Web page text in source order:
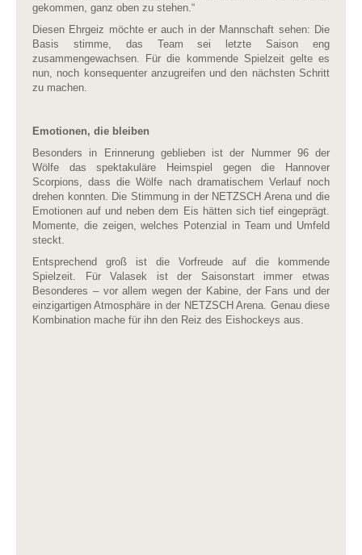
gekommen, ganz oben zu stehen.“
Diesen Ehrgeiz möchte er auch in der Mannschaft sehen: Die
Basis stimme, das Team sei letzte Saison eng
zusammengewachsen. Für die kommende Spielzeit gelte es
nun, noch konsequenter anzugreifen und den nächsten Schritt
zu machen.
Emotionen, die bleiben
Besonders in Erinnerung geblieben ist der Nummer 96 der
Wölfe das spektakuläre Heimspiel gegen die Hannover
Scorpions, dass die Wölfe nach dramatischem Verlauf noch
drehen konnten. Die Stimmung in der NETZSCH Arena und die
Emotionen auf und neben dem Eis hätten sich tief eingeprägt.
Momente, die zeigen, welches Potenzial in Team und Umfeld
steckt.
Entsprechend groß ist die Vorfreude auf die kommende
Spielzeit. Für Valasek ist der Saisonstart immer etwas
Besonderes – vor allem wegen der Kabine, der Fans und der
einzigartigen Atmosphäre in der NETZSCH Arena. Genau diese
Kombination mache für ihn den Reiz des Eishockeys aus.